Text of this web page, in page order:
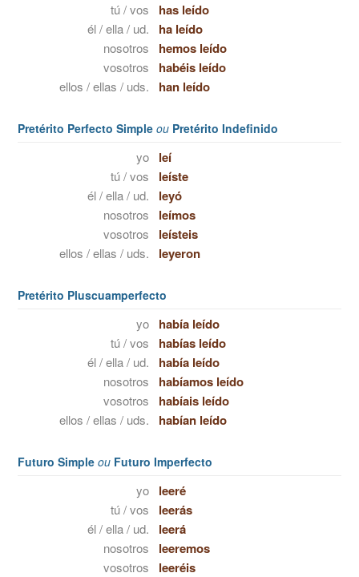
tú / vos has leído
él / ella / ud. ha leído
nosotros hemos leído
vosotros habéis leído
ellos / ellas / uds. han leído
Pretérito Perfecto Simple ou Pretérito Indefinido
yo leí
tú / vos leíste
él / ella / ud. leyó
nosotros leímos
vosotros leísteis
ellos / ellas / uds. leyeron
Pretérito Pluscuamperfecto
yo había leído
tú / vos habías leído
él / ella / ud. había leído
nosotros habíamos leído
vosotros habíais leído
ellos / ellas / uds. habían leído
Futuro Simple ou Futuro Imperfecto
yo leeré
tú / vos leerás
él / ella / ud. leerá
nosotros leeremos
vosotros leeréis